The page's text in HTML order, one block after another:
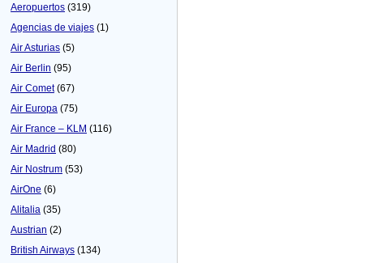
Aeropuertos (319)
Agencias de viajes (1)
Air Asturias (5)
Air Berlin (95)
Air Comet(67)
Air Europa (75)
Air France – KLM (116)
Air Madrid (80)
Air Nostrum (53)
AirOne (6)
Alitalia (35)
Austrian (2)
British Airways (134)